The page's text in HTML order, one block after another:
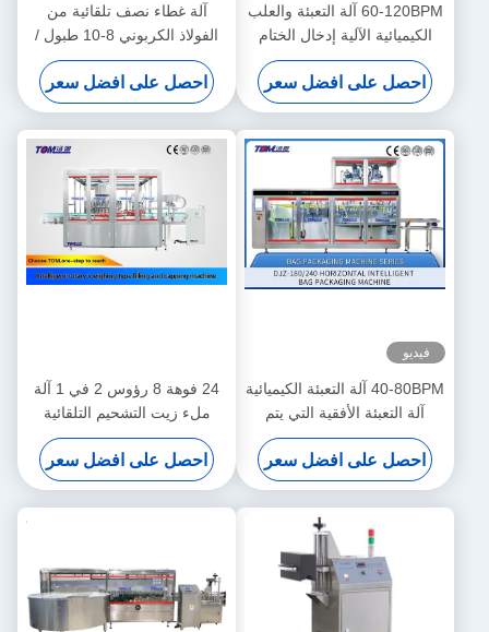
60-120BPM آلة التعبئة والعلب
الكيميائية الآلية إدخال الختام
للزجاج الزجاجية البلاستيكية
احصل على افضل سعر
آلة غطاء نصف تلقائية من
الفولاذ الكربوني 8-10 طبول /
دقيقة 5-25L
احصل على افضل سعر
فيديو
40-80BPM آلة التعبئة الكيميائية
آلة التعبئة الأفقية التي يتم
التحكم بها بواسطة PLC
احصل على افضل سعر
24 فوهة 8 رؤوس 2 في 1 آلة
ملء زيت التشحيم التلقائية
احصل على افضل سعر